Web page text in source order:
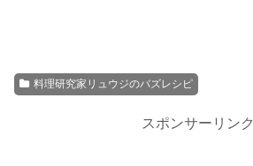
料理研究家リュウジのバズレシピ
スポンサーリンク